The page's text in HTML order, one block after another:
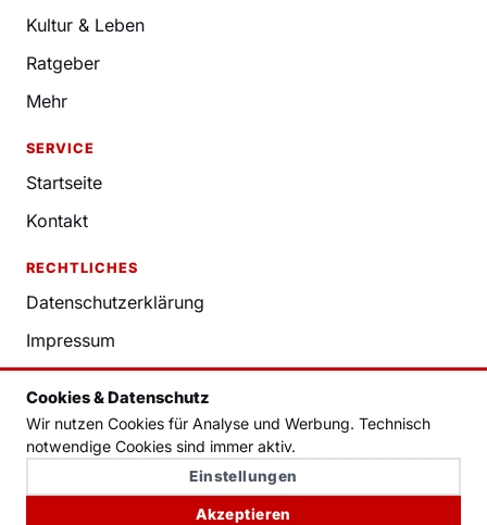
Cookies & Datenschutz
Wir nutzen Cookies für Analyse und Werbung. Technisch
notwendige Cookies sind immer aktiv.
Einstellungen
Akzeptieren
Kultur & Leben
Ratgeber
Mehr
SERVICE
Startseite
Kontakt
RECHTLICHES
Datenschutzerklärung
Impressum
Redaktion
Cookie-Einstellungen